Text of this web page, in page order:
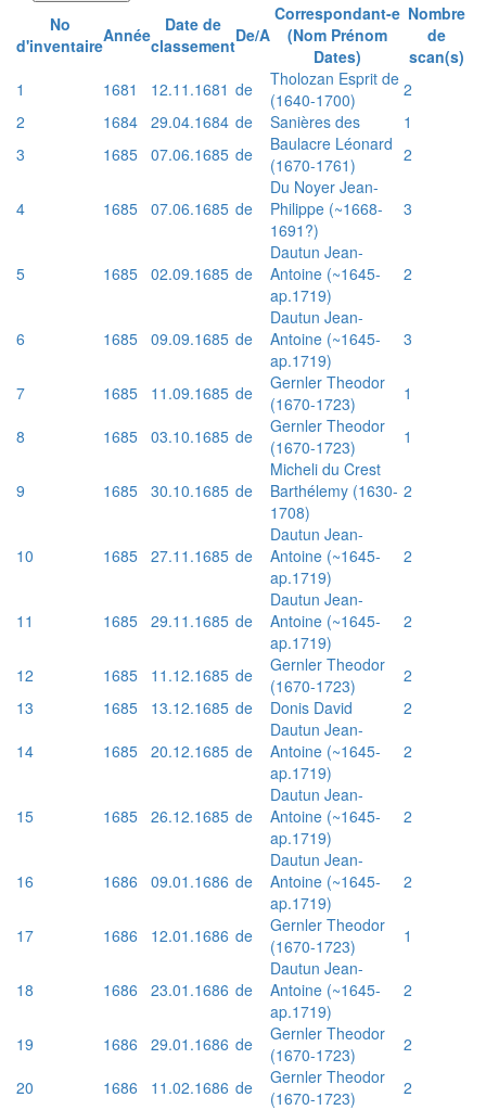
No
d'inventaireAnnée
Date de
classementDe/A
Correspondant-e
(Nom Prénom
Dates)
Nombre
de
scan(s)
1
1681 12.11.1681 de
Tholozan Esprit de
(1640-1700)
2
2
1684 29.04.1684 de Sanières des
1
3
1685 07.06.1685 de
Baulacre Léonard
(1670-1761)
2
4 1685 07.06.1685 de
Du Noyer Jean-
Philippe (~1668-
1691?)
3
5 1685 02.09.1685 de
Dautun Jean-
Antoine (~1645-
ap.1719)
2
6 1685 09.09.1685 de
Dautun Jean-
Antoine (~1645-
ap.1719)
3
7 1685 11.09.1685 de
Gernler Theodor
(1670-1723)
1
8
1685 03.10.1685 de
Gernler Theodor
(1670-1723)
1
9 1685 30.10.1685 de
Micheli du Crest
Barthélemy (1630-
1708)
2
10 1685 27.11.1685 de
Dautun Jean-
Antoine (~1645-
ap.1719)
2
11 1685 29.11.1685 de
Dautun Jean-
Antoine (~1645-
ap.1719)
2
12 1685 11.12.1685 de
Gernler Theodor
(1670-1723)
2
13
1685 13.12.1685 de Donis David
2
14
1685 20.12.1685 de
Dautun Jean-
Antoine (~1645-
ap.1719)
2
15 1685 26.12.1685 de
Dautun Jean-
Antoine (~1645-
ap.1719)
2
16 1686 09.01.1686 de
Dautun Jean-
Antoine (~1645-
ap.1719)
2
17 1686 12.01.1686 de
Gernler Theodor
(1670-1723)
1
18 1686 23.01.1686 de
Dautun Jean-
Antoine (~1645-
ap.1719)
2
19 1686 29.01.1686 de
Gernler Theodor
(1670-1723)
2
20
1686 11.02.1686 de
Gernler Theodor
(1670-1723)
2